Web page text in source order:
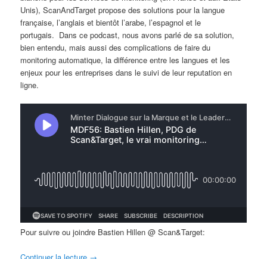
Unis), ScanAndTarget propose des solutions pour la langue
française, l’anglais et bientôt l’arabe, l’espagnol et le
portugais. Dans ce podcast, nous avons parlé de sa solution,
bien entendu, mais aussi des complications de faire du
monitoring automatique, la différence entre les langues et les
enjeux pour les entreprises dans le suivi de leur reputation en
ligne.
Pour suivre ou joindre Bastien Hillen @ Scan&Target: